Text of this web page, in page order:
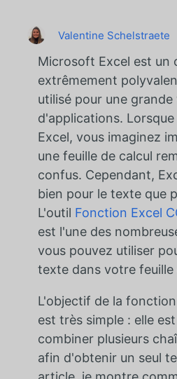
Valentine Schelstraete
Microsoft Excel est un
extrêmement
utilisé pour une grande
d'applications.
Excel, vous imaginez
une feuille de calcul
confus. Cependant,
bien pour le texte que
L'outil Fonction Excel
est l'une des
vous pouvez utiliser
texte dans votre feuille
L'objectif de la fonction
est très simple : elle
combiner plusieurs
afin d'obtenir un seul